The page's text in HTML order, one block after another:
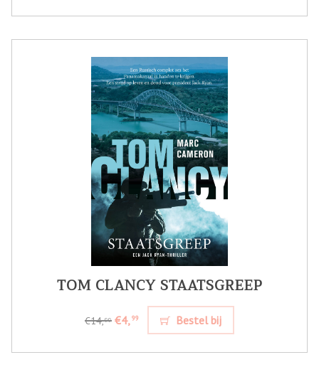
TOM CLANCY STAATSGREEP
€14,99 €4,99 Bestel bij